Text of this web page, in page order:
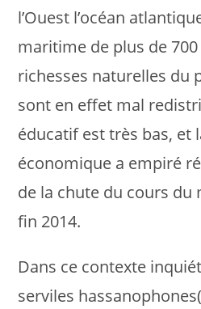
l’Ouest l’océan
maritime de plus de
richesses naturelles du
sont en effet mal
éducatif est très bas, et
économique a empiré
de la chute du cours du
fin 2014.
Dans ce contexte
serviles